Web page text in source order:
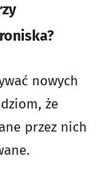
nowych
że
przez nich